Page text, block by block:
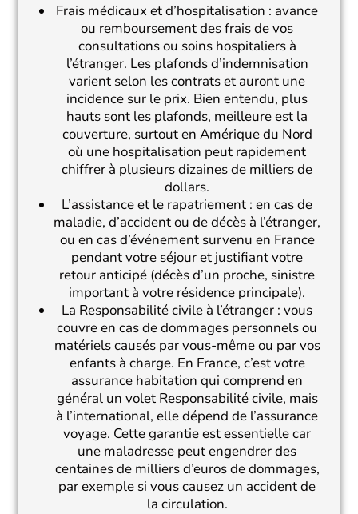
Frais médicaux et d’hospitalisation : avance
ou remboursement des frais de vos
consultations ou soins hospitaliers à
l’étranger. Les plafonds d’indemnisation
varient selon les contrats et auront une
incidence sur le prix. Bien entendu, plus
hauts sont les plafonds, meilleure est la
couverture, surtout en Amérique du Nord
où une hospitalisation peut rapidement
chiffrer à plusieurs dizaines de milliers de
dollars.
L’assistance et le rapatriement : en cas de
maladie, d’accident ou de décès à l’étranger,
ou en cas d’événement survenu en France
pendant votre séjour et justifiant votre
retour anticipé (décès d’un proche, sinistre
important à votre résidence principale).
La Responsabilité civile à l’étranger : vous
couvre en cas de dommages personnels ou
matériels causés par vous-même ou par vos
enfants à charge. En France, c’est votre
assurance habitation qui comprend en
général un volet Responsabilité civile, mais
à l’international, elle dépend de l’assurance
voyage. Cette garantie est essentielle car
une maladresse peut engendrer des
centaines de milliers d’euros de dommages,
par exemple si vous causez un accident de
la circulation.